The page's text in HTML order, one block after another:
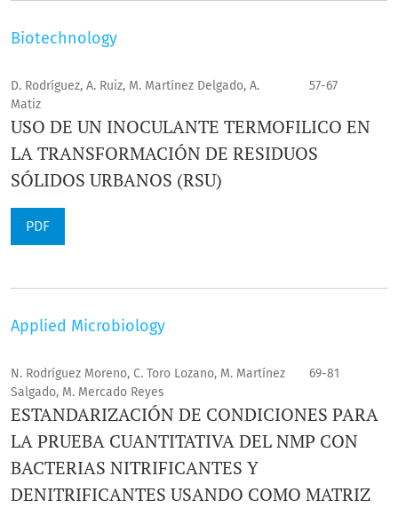
Biotechnology
D. Rodríguez, A. Ruiz, M. Martínez Delgado, A.
Matiz
57-67
USO DE UN INOCULANTE TERMOFILICO EN
LA TRANSFORMACIÓN DE RESIDUOS
SÓLIDOS URBANOS (RSU)
PDF
Applied Microbiology
N. Rodríguez Moreno, C. Toro Lozano, M. Martínez
Salgado, M. Mercado Reyes
69-81
ESTANDARIZACIÓN DE CONDICIONES PARA
LA PRUEBA CUANTITATIVA DEL NMP CON
BACTERIAS NITRIFICANTES Y
DENITRIFICANTES USANDO COMO MATRIZ